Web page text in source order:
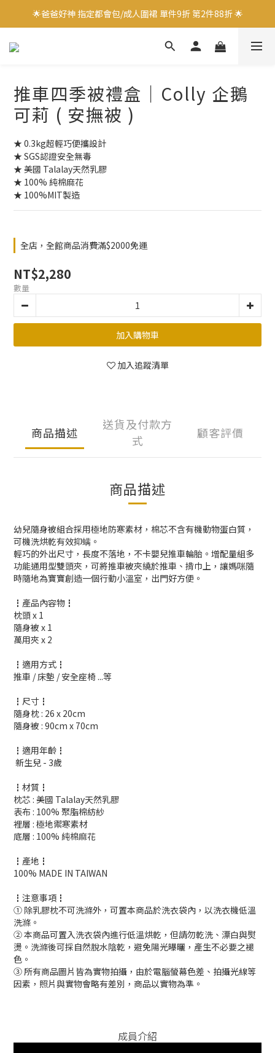
🌟爸爸好神 指定都會包/成人圍裙 單件9折 第2件88折 🌟
🌟爸爸好神 指定都會包/成人圍裙 單件9折 第2件88折 🌟
✨加入會員立即領取$100購物金✨
🌟爸爸好神 指定都會包/成人圍裙 單件9折 第2件88折 🌟
推車四季被禮盒｜Colly 企鵝
可莉 ( 安撫被 )
★ 0.3kg超輕巧便攜設計
★ SGS認證安全無毒
★ 美國 Talalay天然乳膠
★ 100% 純棉麻花
★ 100%MIT製造
全店，全館商品消費滿$2000免運
NT$2,280
數量
加入購物車
加入追蹤清單
商品描述
送貨及付款方
式
顧客評價
商品描述
幼兒隨身被組合採用極地防寒素材，棉芯不含有機動物蛋白質，
可機洗烘乾有效抑螨。
輕巧的外出尺寸，長度不落地，不卡嬰兒推車輪胎。增配量組多
功能通用型雙頭夾，可將推車被夾繞於推車、揹巾上，讓媽咪隨
時隨地為寶寶創造一個行動小溫室，出門好方便。
┇產品內容物┇
枕頭 x 1
隨身被 x 1
萬用夾 x 2
┇適用方式┇
推車 / 床墊 / 安全座椅 ...等
┇尺寸┇
隨身枕 : 26 x 20cm
隨身被 : 90cm x 70cm
┇適用年齡┇
新生兒 - 3歲
┇材質┇
枕芯 : 美國 Talalay天然乳膠
表布 : 100% 聚脂棉紡紗
裡層 : 極地禦寒素材
底層 : 100% 純棉麻花
┇產地┇
100% MADE IN TAIWAN
┇注意事項┇
① 除乳膠枕不可洗滌外，可置本商品於洗衣袋內，以洗衣機低溫
洗滌。
② 本商品可置入洗衣袋內進行低溫烘乾，但請勿乾洗、漂白與熨
燙。洗滌後可採自然脫水陰乾，避免陽光曝曬，產生不必要之褪
色。
③ 所有商品圖片皆為實物拍攝，由於電腦螢幕色差、拍攝光線等
因素，照片與實物會略有差別，商品以實物為準。
成員介紹